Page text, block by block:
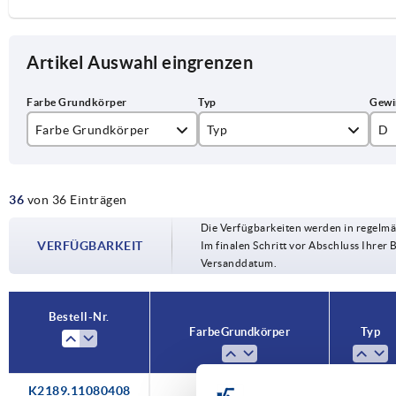
Artikel Auswahl eingrenzen
Farbe Grundkörper
schwarz
Typ D
36 von 36 Einträgen
VERFÜGBARKEIT
Die Verfügbarkeiten werden in
Im finalen Schritt vor Abschluss Ihrer
Versanddatum.
Bestell-Nr.
Farbe Grundkörper
Typ
K2189.11080408 schwarz